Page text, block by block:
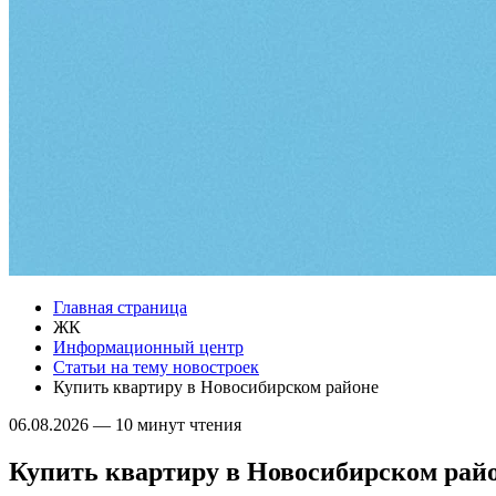
Главная страница
ЖК
Информационный центр
Статьи на тему новостроек
Купить квартиру в Новосибирском районе
06.08.2026 — 10 минут чтения
Купить квартиру в Новосибирском